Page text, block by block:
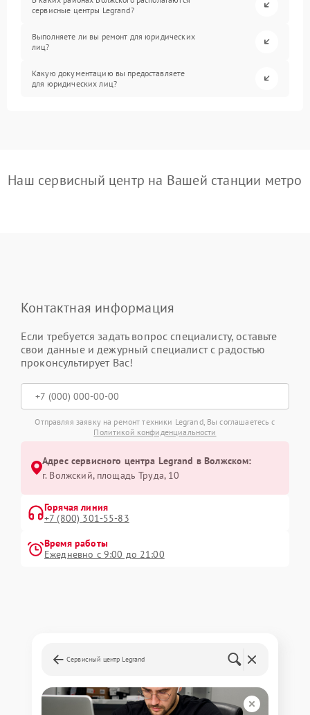
сервисные центры Legrand?
Выполняете ли вы ремонт для юридических
лиц?
Какую документацию вы предоставляете
для юридических лиц?
Наш сервисный центр на Вашей станции метро
Контактная информация
Если требуется задать вопрос специалисту, оставьте
свои данные и дежурный специалист с радостью
проконсультирует Вас!
Отправляя заявку на ремонт техники Legrand, Вы соглашаетесь с
Политикой конфиденциальности
Адрес сервисного центра Legrand в Волжском:
г. Волжский, площадь Труда, 10
Горячая линия
+7 (800) 301-55-83
Время работы
Ежедневно с 9:00 до 21:00
Сервисный центр Legrand